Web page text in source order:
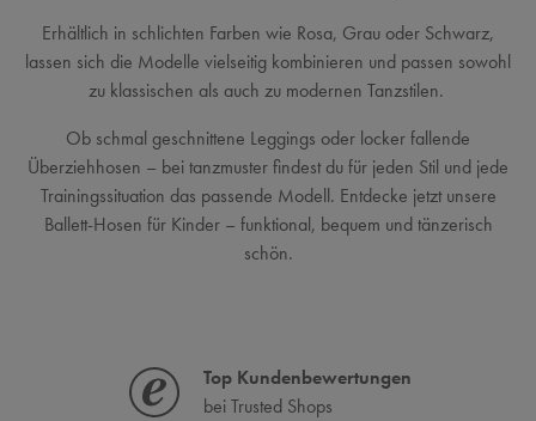
Erhältlich in schlichten Farben wie Rosa, Grau oder Schwarz,
lassen sich die Modelle vielseitig kombinieren und passen sowohl
zu klassischen als auch zu modernen Tanzstilen.
Ob schmal geschnittene Leggings oder locker fallende
Überziehhosen – bei tanzmuster findest du für jeden Stil und jede
Trainingssituation das passende Modell. Entdecke jetzt unsere
Ballett-Hosen für Kinder – funktional, bequem und tänzerisch
schön.
Top Kundenbewertungen
bei Trusted Shops